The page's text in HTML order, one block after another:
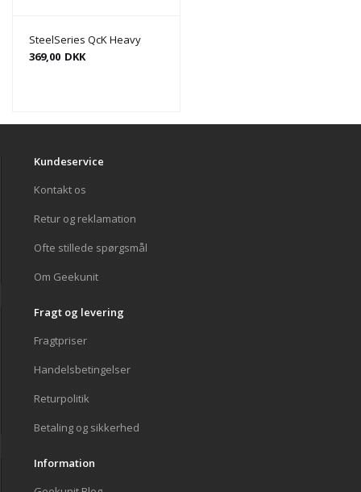
SteelSeries QcK Heavy
369,00 DKK
Kundeservice
Kontakt os
Retur og reklamation
Ofte stillede spørgsmål
Om Geekunit
Fragt og levering
Fragtpriser
Handelsbetingelser
Returpolitik
Betaling og sikkerhed
Information